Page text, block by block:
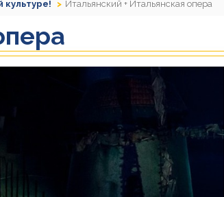
культуре! Итальянский + Итальянская опера